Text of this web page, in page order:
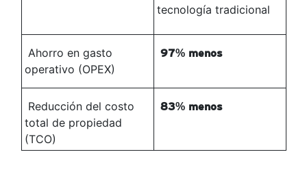
tecnología tradicional
Ahorro en gasto
operativo (OPEX)
97% menos
Reducción del costo
total de propiedad
(TCO)
83% menos